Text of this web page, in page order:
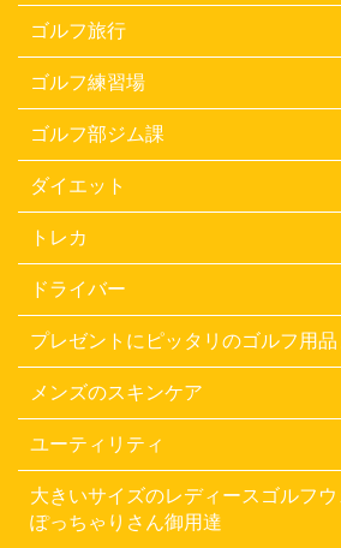
ゴルフ旅行
ゴルフ練習場
ゴルフ部ジム課
ダイエット
トレカ
ドライバー
プレゼントにピッタリのゴルフ用品
メンズのスキンケア
ユーティリティ
大きいサイズのレディースゴルフウ
ぽっちゃりさん御用達